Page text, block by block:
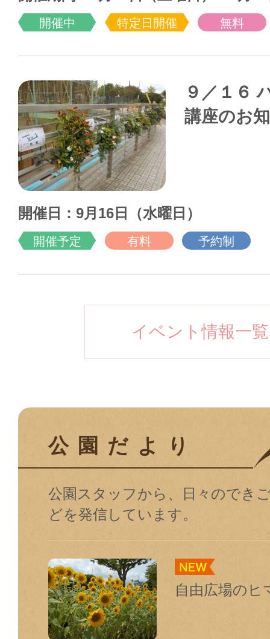
開催中 特定日開催 無料
９／１６
講座のお
開催日：9月16日（水曜日）
開催予定 有料 予約制
イベント情報一
公園だより
公園スタッフから、日々のでき
どを発信しています。
自由広場のヒ